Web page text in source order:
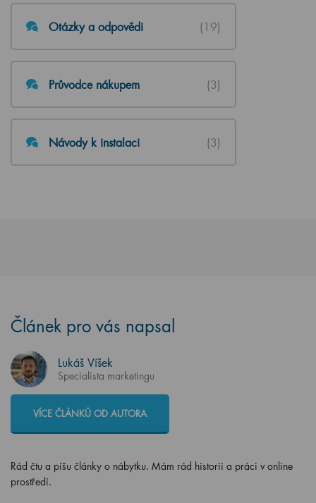
Otázky a odpovědi (19)
Průvodce nákupem (3)
Návody k instalaci (3)
Článek pro vás napsal
Lukáš Víšek
Specialista marketingu
VÍCE ČLÁNKŮ OD AUTORA
Rád čtu a píšu články o nábytku. Mám rád historii a práci v online
prostředí.